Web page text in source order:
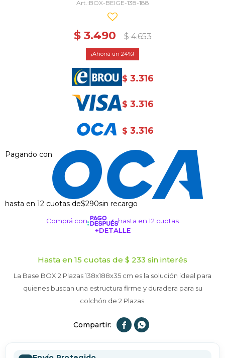
BOX-BEIGE-138-188
$ 3.490 $ 4.653
24
$ 3.316
$ 3.316
$ 3.316
Pagando con
hasta en 12 cuotas de$290sin recargo
Comprá con
hasta en 12 cuotas
+DETALLE
Hasta en 15 cuotas de $ 233 sin interés
La Base BOX 2 Plazas 138x188x35 cm es la solución ideal para
quienes buscan una estructura firme y duradera para su
colchón de 2 Plazas.
 